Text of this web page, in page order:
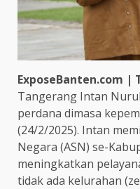
ExposeBanten.com |
Tangerang Intan
perdana dimasa
(24/2/2025). Intan
Negara (ASN) se-
meningkatkan
tidak ada kelurahan